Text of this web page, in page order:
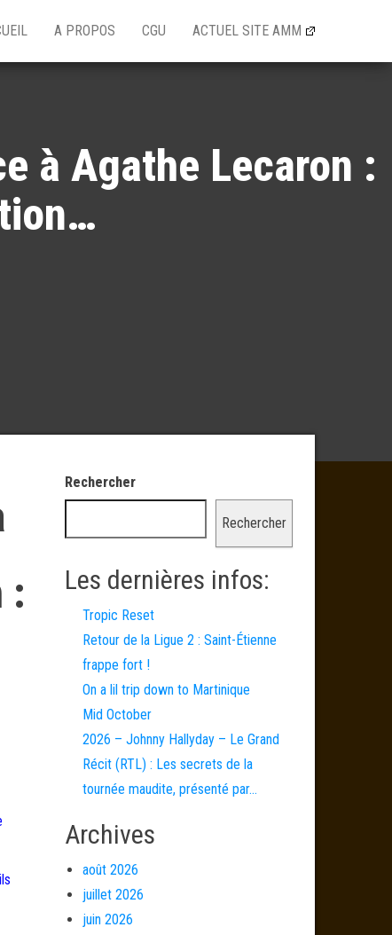
A PROPOS CGU ACTUEL SITE AMM
à Agathe Lecaron :
:
Rechercher
Rechercher
Les dernières infos:
Tropic Reset
Retour de la Ligue 2 : Saint-Étienne
frappe fort !
On a lil trip down to Martinique
Mid October
2026 – Johnny Hallyday – Le Grand
Récit (RTL) : Les secrets de la
tournée maudite, présenté par…
Archives
août 2026
juillet 2026
juin 2026